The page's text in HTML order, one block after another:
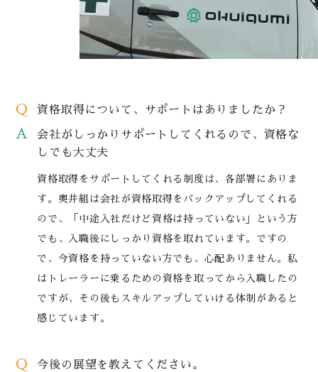
Q 資格取得について、サポートはありましたか？
A
会社がしっかりサポートしてくれるので、資格な
しでも大丈夫
資格取得をサポートしてくれる制度は、各部署にありま
す。奥井組は会社が資格取得をバックアップしてくれる
ので、「中途入社だけど資格は持っていない」という方
でも、入職後にしっかり資格を取れています。ですの
で、今資格を持っていない方でも、心配ありません。私
はトレーラーに乗るための資格を取ってから入職したの
ですが、その後もスキルアップしていける体制があると
感じています。
Q 今後の展望を教えてください。